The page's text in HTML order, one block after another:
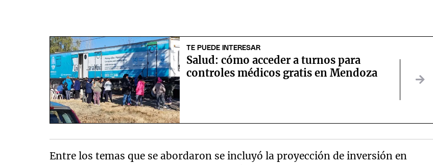
TE PUEDE INTERESAR
Salud: cómo acceder a turnos para
controles médicos gratis en Mendoza
Entre los temas que se abordaron se incluyó la proyección de inversión en